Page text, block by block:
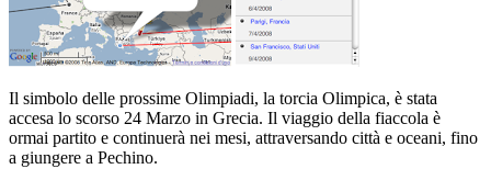
Il simbolo delle prossime Olimpiadi, la torcia Olimpica, è stata
accesa lo scorso 24 Marzo in Grecia. Il viaggio della fiaccola è
ormai partito e continuerà nei mesi, attraversando città e oceani, fino
a giungere a Pechino.